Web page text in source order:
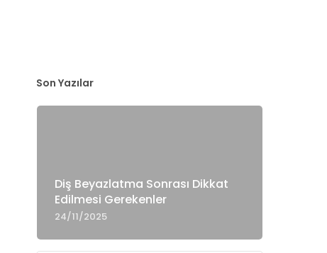
Son Yazılar
Diş Beyazlatma Sonrası Dikkat
Edilmesi Gerekenler
24/11/2025